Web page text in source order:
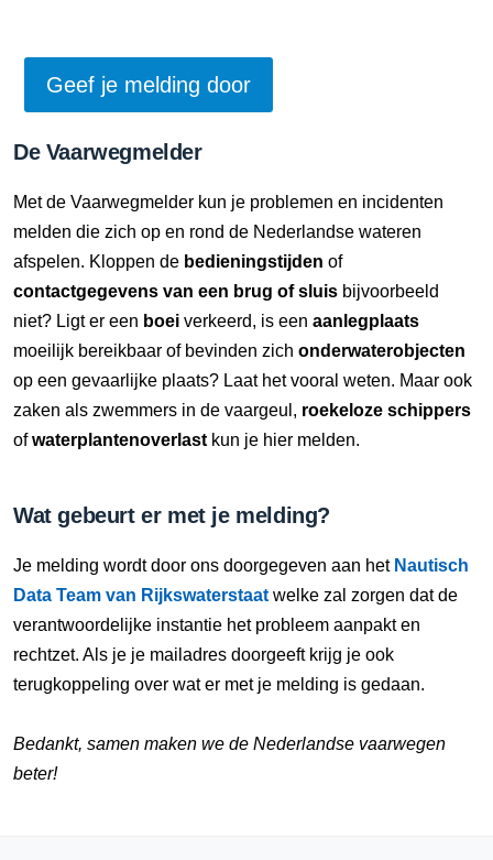
De Vaarwegmelder
Met de Vaarwegmelder kun je problemen en incidenten
melden die zich op en rond de Nederlandse wateren
afspelen. Kloppen de bedieningstijden of
contactgegevens van een brug of sluis bijvoorbeeld
niet? Ligt er een boei verkeerd, is een aanlegplaats
moeilijk bereikbaar of bevinden zich onderwaterobjecten
op een gevaarlijke plaats? Laat het vooral weten. Maar ook
zaken als zwemmers in de vaargeul, roekeloze schippers
ofwaterplantenoverlast kun je hier melden.
Wat gebeurt er met je melding?
Je melding wordt door ons doorgegeven aan het Nautisch
Data Team van Rijkswaterstaat welke zal zorgen dat de
verantwoordelijke instantie het probleem aanpakt en
rechtzet. Als je je mailadres doorgeeft krijg je ook
terugkoppeling over wat er met je melding is gedaan.
Bedankt, samen maken we de Nederlandse vaarwegen
beter!